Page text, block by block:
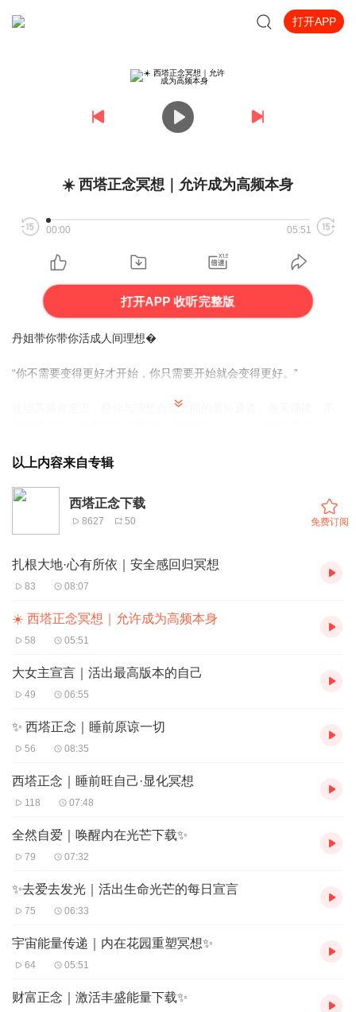
打开APP
☀️ 西塔正念冥想｜允许成为高频本身
00:00 05:51
打开APP 收听完整版
丹姐带你带你活成人间理想�
“你不需要变得更好才开始，你只需要开始就会变得更好。”
这组高频肯定语，是你与理想自我之间的最短通道。每天诵读，不
以上内容来自专辑
西塔正念下载
8627 50 免费订阅
扎根大地·心有所依｜安全感回归冥想
83 08:07
☀️ 西塔正念冥想｜允许成为高频本身
58 05:51
大女主宣言｜活出最高版本的自己
49 06:55
✨ 西塔正念｜睡前原谅一切
56 08:35
西塔正念｜睡前旺自己·显化冥想
118 07:48
全然自爱｜唤醒内在光芒下载✨
79 07:32
✨去爱去发光｜活出生命光芒的每日宣言
75 06:33
宇宙能量传递｜内在花园重塑冥想✨
64 05:51
财富正念｜激活丰盛能量下载✨